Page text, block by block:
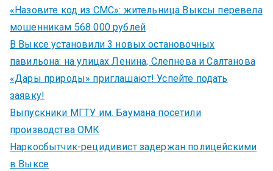
«Назовите код из СМС»: жительница Выксы перевела
мошенникам 568 000 рублей
В Выксе установили 3 новых остановочных
павильона: на улицах Ленина, Слепнева и Салтанова
«Дары природы» приглашают! Успейте подать
заявку!
Выпускники МГТУ им. Баумана посетили
производства ОМК
Наркосбытчик-рецидивист задержан полицейскими
в Выксе